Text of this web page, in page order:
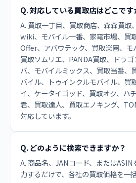
Q. 対応している買取店はどこです
A. 買取一丁目、買取商店、森森買取
wiki、モバイル一番、家電市場、買
Offer、アバウテック、買取楽園、モ
買取ソムリエ、PANDA買取、ドラ
バ、モバイルミックス、買取当番、
バイル、トゥインクルモバイル、買
イ、ケータイゴッド、買取オク、ハ
君、買取達人、買取エノキング、
対応しています。
Q. どのように検索できますか？
A. 商品名、JANコード、またはASIN
力するだけで、各社の買取価格を一